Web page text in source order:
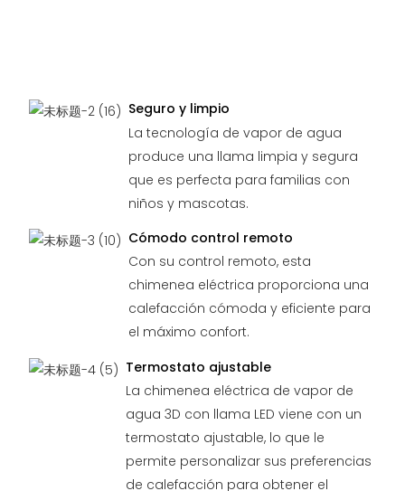
Seguro y limpio
La tecnología de vapor de agua
produce una llama limpia y segura
que es perfecta para familias con
niños y mascotas.
Cómodo control remoto
Con su control remoto, esta
chimenea eléctrica proporciona una
calefacción cómoda y eficiente para
el máximo confort.
Termostato ajustable
La chimenea eléctrica de vapor de
agua 3D con llama LED viene con un
termostato ajustable, lo que le
permite personalizar sus preferencias
de calefacción para obtener el